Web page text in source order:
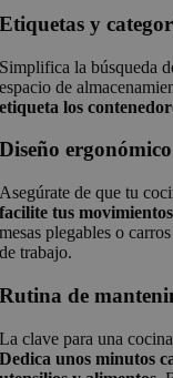
Etiquetas y
Simplifica la búsqueda
espacio de
etiqueta los
Diseño
Asegúrate de que tu
facilite tus movimientos
mesas plegables o
de trabajo.
Rutina de
La clave para una
Dedica unos minutos